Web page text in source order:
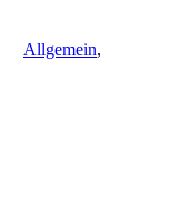
Allgemein,